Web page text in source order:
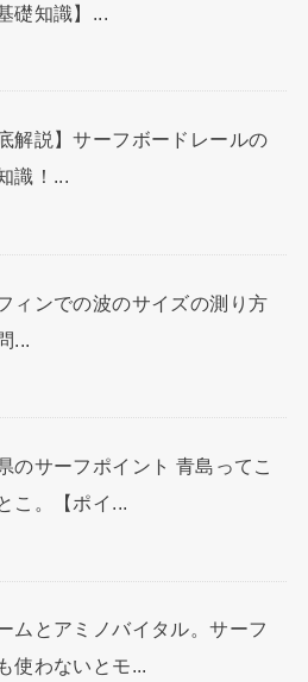
礎知識】...
底解説】サーフボードレールの
識！...
ィンでの波のサイズの測り方
...
のサーフポイント 青島ってこ
こ。【ポイ...
ムとアミノバイタル。サーフ
使わないとモ...